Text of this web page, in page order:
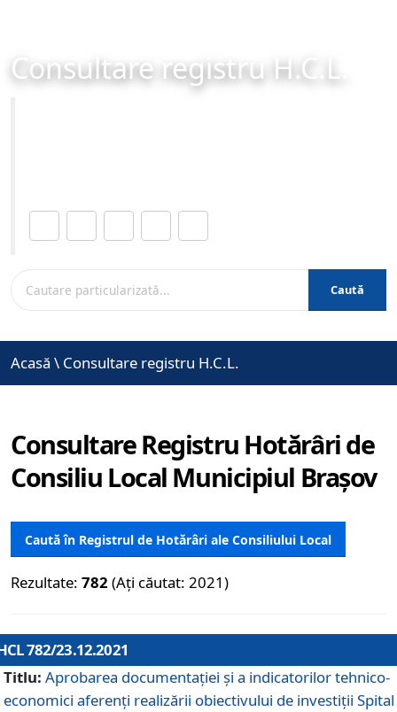
Consultare registru H.C.L.
Caută
Acasă \ Consultare registru H.C.L.
Consultare Registru Hotărâri de
Consiliu Local Municipiul Brașov
Caută în Registrul de Hotărâri ale Consiliului Local
Rezultate: 782 (Ați căutat: 2021)
782/23.12.2021
Titlu: Aprobarea documentației și a indicatorilor tehnico-
economici aferenți realizării obiectivului de investiții Spital